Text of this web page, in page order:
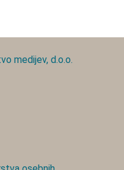
medijev, d.o.o.